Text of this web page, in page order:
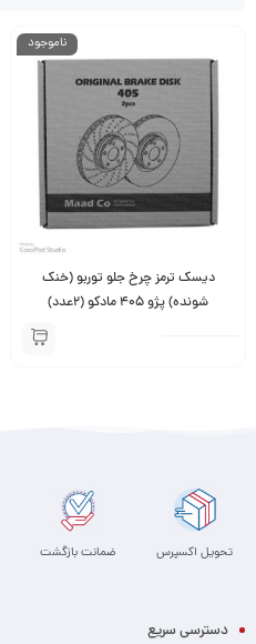
ناموجود
دیسک ترمز چرخ جلو توربو (خنک
شونده) پژو 405 مادکو (2عدد)
تحویل اکسپرس ضمانت بازگشت
دسترسی سریع